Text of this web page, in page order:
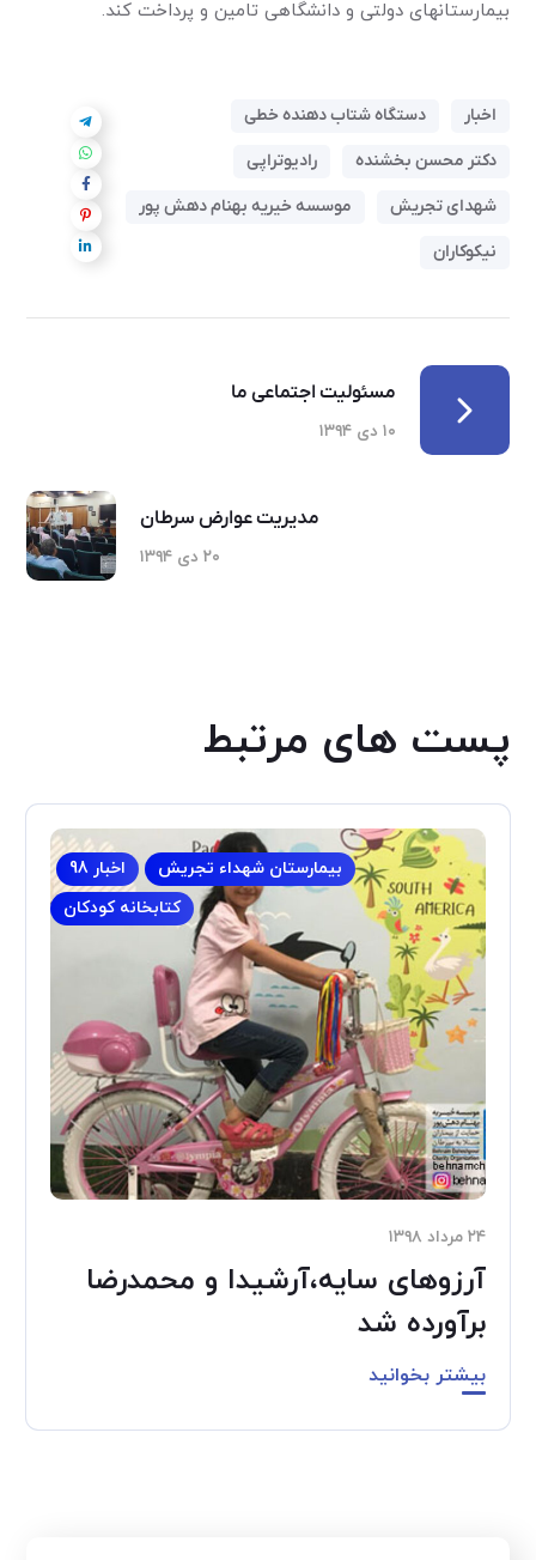
بیمارستانهای دولتی و دانشگاهی تامین و پرداخت کند.
اخبار
دستگاه شتاب دهنده خطی
دکتر محسن بخشنده
رادیوتراپی
شهدای تجریش
موسسه خیریه بهنام دهش پور
نیکوکاران
مسئولیت اجتماعی ما
۱۰ دی ۱۳۹۴
مدیریت عوارض سرطان
۲۰ دی ۱۳۹۴
پست های مرتبط
اخبار 98
بیمارستان شهداء تجریش
کتابخانه کودکان
۲۴ مرداد ۱۳۹۸
آرزوهای سایه،آرشیدا و محمدرضا
برآورده شد
بیشتر بخوانید